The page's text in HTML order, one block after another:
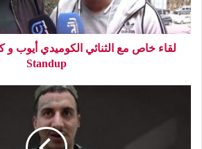
لقاء خاص مع الثنائي الكوميدي أيوب و
Standup